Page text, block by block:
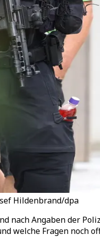
Hildenbrand/dpa
nach Angaben der
welche Fragen noch